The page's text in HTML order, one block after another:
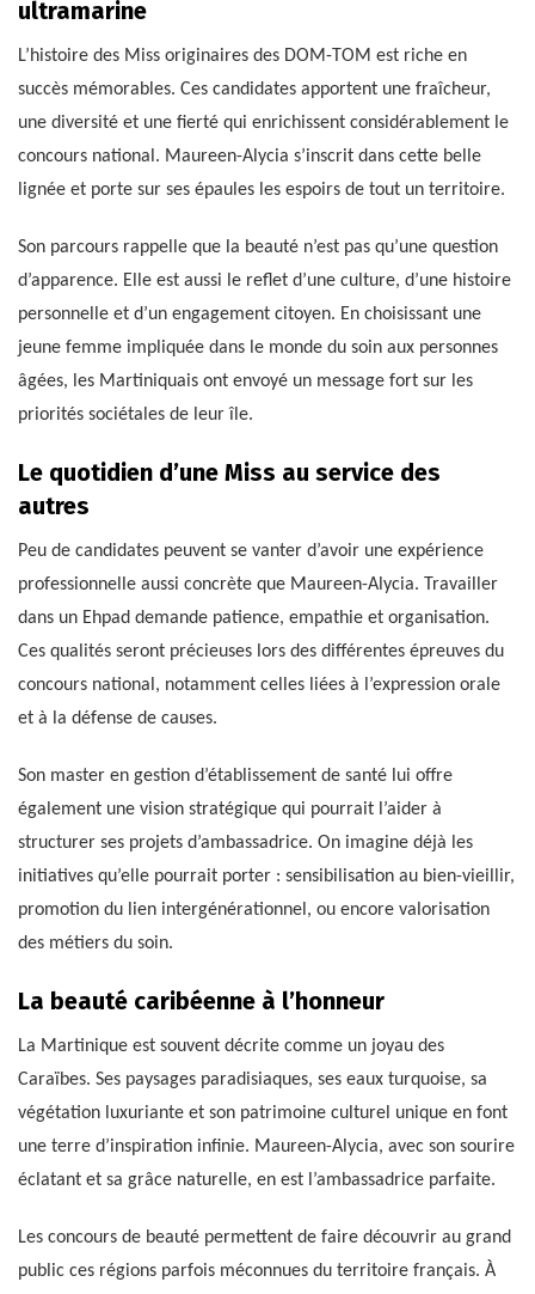
ultramarine
L’histoire des Miss originaires des DOM-TOM est riche en
succès mémorables. Ces candidates apportent une fraîcheur,
une diversité et une fierté qui enrichissent considérablement le
concours national. Maureen-Alycia s’inscrit dans cette belle
lignée et porte sur ses épaules les espoirs de tout un territoire.
Son parcours rappelle que la beauté n’est pas qu’une question
d’apparence. Elle est aussi le reflet d’une culture, d’une histoire
personnelle et d’un engagement citoyen. En choisissant une
jeune femme impliquée dans le monde du soin aux personnes
âgées, les Martiniquais ont envoyé un message fort sur les
priorités sociétales de leur île.
Le quotidien d’une Miss au service des
autres
Peu de candidates peuvent se vanter d’avoir une expérience
professionnelle aussi concrète que Maureen-Alycia. Travailler
dans un Ehpad demande patience, empathie et organisation.
Ces qualités seront précieuses lors des différentes épreuves du
concours national, notamment celles liées à l’expression orale
et à la défense de causes.
Son master en gestion d’établissement de santé lui offre
également une vision stratégique qui pourrait l’aider à
structurer ses projets d’ambassadrice. On imagine déjà les
initiatives qu’elle pourrait porter : sensibilisation au bien-vieillir,
promotion du lien intergénérationnel, ou encore valorisation
des métiers du soin.
La beauté caribéenne à l’honneur
La Martinique est souvent décrite comme un joyau des
Caraïbes. Ses paysages paradisiaques, ses eaux turquoise, sa
végétation luxuriante et son patrimoine culturel unique en font
une terre d’inspiration infinie. Maureen-Alycia, avec son sourire
éclatant et sa grâce naturelle, en est l’ambassadrice parfaite.
Les concours de beauté permettent de faire découvrir au grand
public ces régions parfois méconnues du territoire français. À